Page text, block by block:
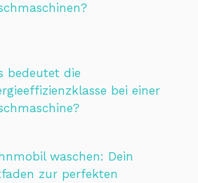
bedeutet die
bei einer
waschen: Dein
zur perfekten